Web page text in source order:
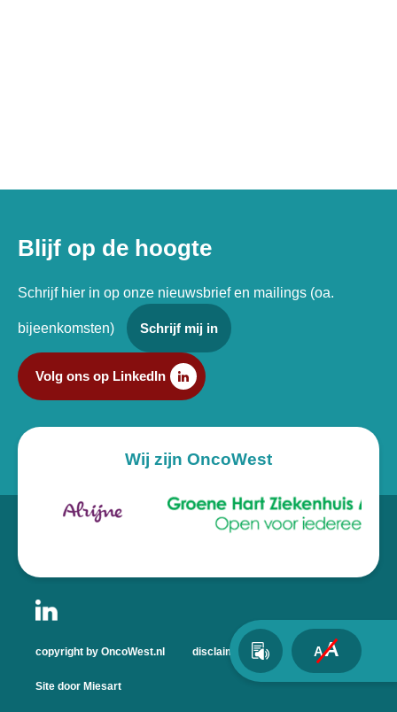
Blijf op de hoogte
Schrijf hier in op onze nieuwsbrief en mailings (oa.
bijeenkomsten) Schrijf mij in
Volg ons op LinkedIn
Wij zijn OncoWest
copyright by OncoWest.nl disclaimer privacyverklaring
Site door Miesart
AA